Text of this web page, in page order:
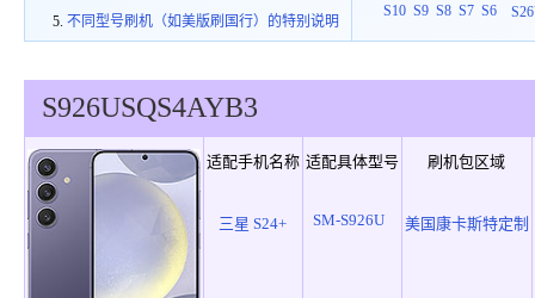
不同型号刷机（如美版刷国行）的特别说明
S10 S9 S8 S7 S6
S926USQS4AYB3
适配手机名称 适配具体型号 刷机包区域
三星 S24+ SM-S926U 美国康卡斯特定制